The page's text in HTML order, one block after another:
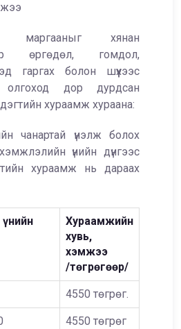
маргааныг хянан
өргөдөл, гомдол,
гаргах болон шүүхээс
дор дурдсан
хураамж хураана:
чанартай үнэлж болох
үнийн дүнгээс
хураамж нь дараах
Хураамжийн
хувь,
хэмжээ
/төгрөгөөр/
4550 төгрөг.
4550 төгрөг